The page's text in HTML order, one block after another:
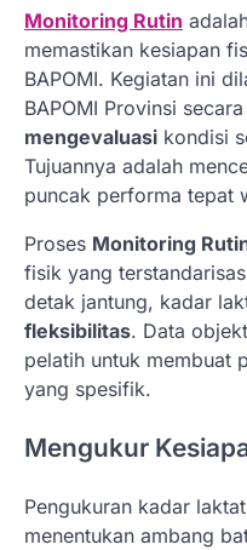
Monitoring Rutin
memastikan kesiapan
BAPOMI. Kegiatan ini
BAPOMI Provinsi
mengevaluasi kondisi
Tujuannya adalah
puncak performa tepat
Proses Monitoring
fisik yang
detak jantung, kadar
fleksibilitas. Data
pelatih untuk membuat
yang spesifik.
Mengukur
Pengukuran kadar
menentukan ambang